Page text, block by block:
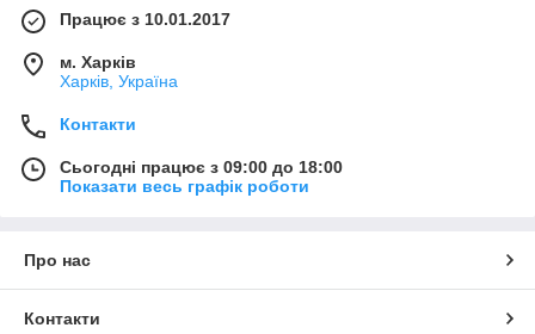
Працює з 10.01.2017
м. Харків
Харків, Україна
Контакти
Сьогодні працює з 09:00 до 18:00
Показати весь графік роботи
Про нас
Контакти